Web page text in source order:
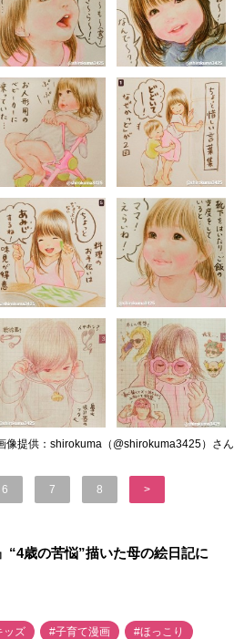
像提供：shirokuma（@shirokuma3425）さん
6 7 8 >
“4歳の苦悩”描いた母の絵日記に
ッズ #子育て漫画 #ほっこり